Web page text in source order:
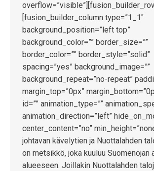
[fusion_builder_column type=”1_1″
background_position=”left top”
background_color=”” border_size=””
border_color=”” border_style=”solid”
spacing=”yes” background_image=””
background_repeat=”no-repeat”
margin_top=”0px”
id=”” animation_type=””
animation_direction=”left”
center_content=”no”
johtavan kävelytien ja Nuottalahden
on metsikkö, joka kuuluu Suomenojan
alueeseen. Joillakin Nuottalahden